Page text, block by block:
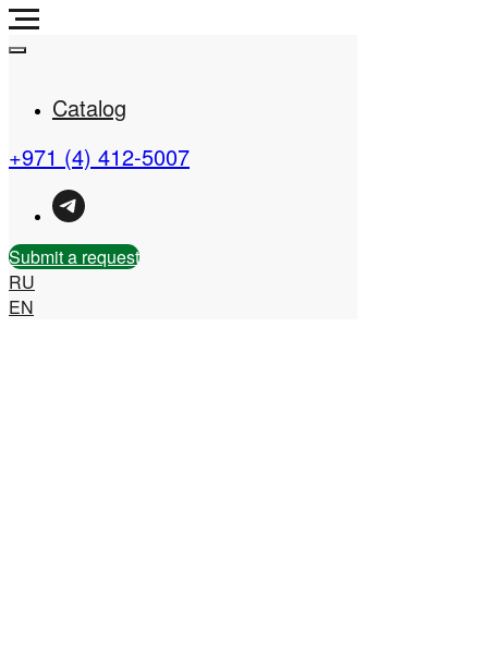
Real Estate Company in
the UAE
Catalog
+971 (4) 412-5007
Submit a request
RU
EN